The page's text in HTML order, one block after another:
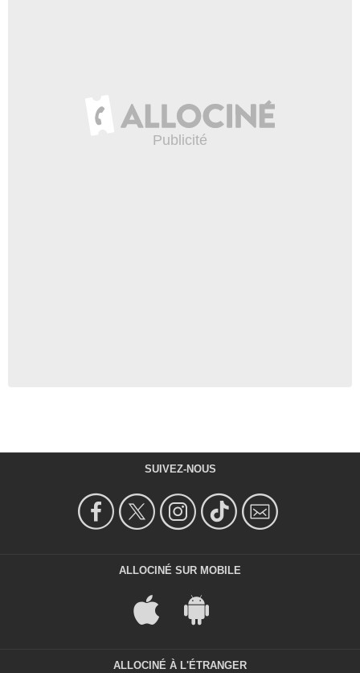
SUIVEZ-NOUS
ALLOCINÉ SUR MOBILE
ALLOCINÉ À L'ÉTRANGER